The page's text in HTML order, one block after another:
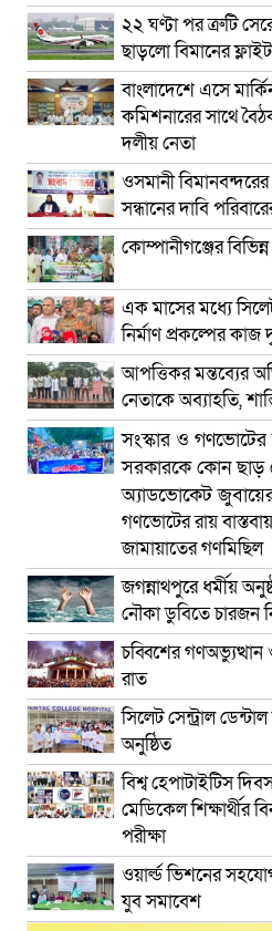
২২ ঘণ্টা পর ত্রুটি
ছাড়লো বিমানের ফ্লাইট
বাংলাদেশে এসে
কমিশনারের সাথে
দলীয় নেতা
ওসমানী বিমানবন্দরের
সন্ধানের দাবি
কোম্পানীগঞ্জের
এক মাসের মধ্যে
নির্মাণ প্রকল্পের কাজ
আপত্তিকর মন্তব্যের
নেতাকে অব্যাহতি,
সংস্কার ও গণভোটের
সরকারকে কোন ছাড়
অ্যাডভোকেট
গণভোটের রায়
জামায়াতের গণমিছিল
জগন্নাথপুরে ধর্মীয়
নৌকা ডুবিতে চারজন
চব্বিশের গণঅভ্যুত্থান
রাত
সিলেট সেন্ট্রাল
অনুষ্ঠিত
বিশ্ব হেপাটাইটিস
মেডিকেল শিক্ষার্থীর
পরীক্ষা
ওয়ার্ল্ড ভিশনের
যুব সমাবেশ